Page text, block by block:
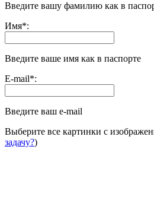
Введите вашу фамилию как в
Имя*:
Введите ваше имя как в паспорте
E-mail*:
Введите ваш e-mail
Выберите все картинки с
задачу?)